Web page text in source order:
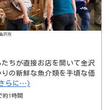
沢市
ちが直接お店を開いて金沢
の新鮮な魚介類を手頃な価
らに…)
約1時間